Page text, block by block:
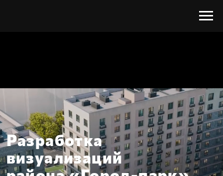
Разработка
визуализаций
района «Город-парк»